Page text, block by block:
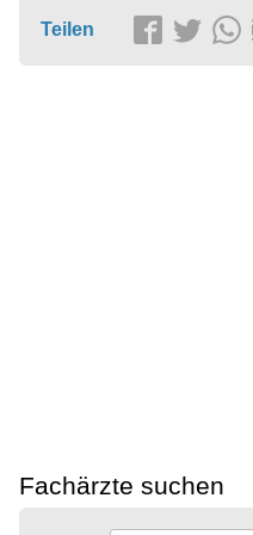
Teilen
Fachärzte suchen